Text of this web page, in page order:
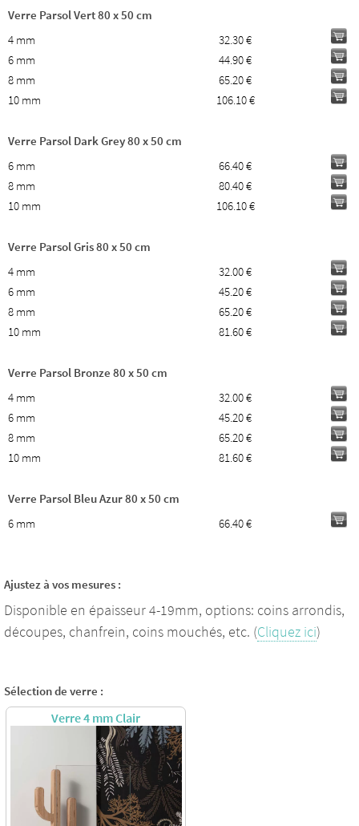
Verre Parsol Vert 80 x 50 cm
4 mm
32.30 €
6 mm
44.90 €
8 mm
65.20 €
10 mm
106.10 €
Verre Parsol Dark Grey 80 x 50 cm
6 mm
66.40 €
8 mm
80.40 €
10 mm
106.10 €
Verre Parsol Gris 80 x 50 cm
4 mm
32.00 €
6 mm
45.20 €
8 mm
65.20 €
10 mm
81.60 €
Verre Parsol Bronze 80 x 50 cm
4 mm
32.00 €
6 mm
45.20 €
8 mm
65.20 €
10 mm
81.60 €
Verre Parsol Bleu Azur 80 x 50 cm
6 mm
66.40 €
Ajustez à vos mesures :
Disponible en épaisseur 4-19mm, options: coins arrondis,
découpes, chanfrein, coins mouchés, etc. (Cliquez ici)
Sélection de verre :
Verre 4 mm Clair